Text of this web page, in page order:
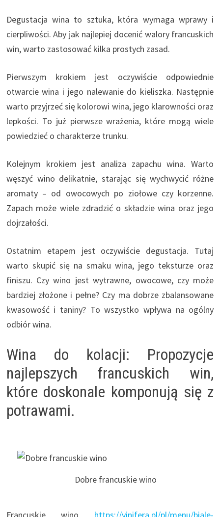
Degustacja wina to sztuka, która wymaga wprawy i
cierpliwości. Aby jak najlepiej docenić walory francuskich
win, warto zastosować kilka prostych zasad.
Pierwszym krokiem jest oczywiście odpowiednie
otwarcie wina i jego nalewanie do kieliszka. Następnie
warto przyjrzeć się kolorowi wina, jego klarowności oraz
lepkości. To już pierwsze wrażenia, które mogą wiele
powiedzieć o charakterze trunku.
Kolejnym krokiem jest analiza zapachu wina. Warto
węszyć wino delikatnie, starając się wychwycić różne
aromaty – od owocowych po ziołowe czy korzenne.
Zapach może wiele zdradzić o składzie wina oraz jego
dojrzałości.
Ostatnim etapem jest oczywiście degustacja. Tutaj
warto skupić się na smaku wina, jego teksturze oraz
finiszu. Czy wino jest wytrawne, owocowe, czy może
bardziej złożone i pełne? Czy ma dobrze zbalansowane
kwasowość i taniny? To wszystko wpływa na ogólny
odbiór wina.
Wina do kolacji: Propozycje
najlepszych francuskich win,
które doskonale komponują się z
potrawami.
Dobre francuskie wino
Francuskie wino https://vinifera.pl/pl/menu/biale-